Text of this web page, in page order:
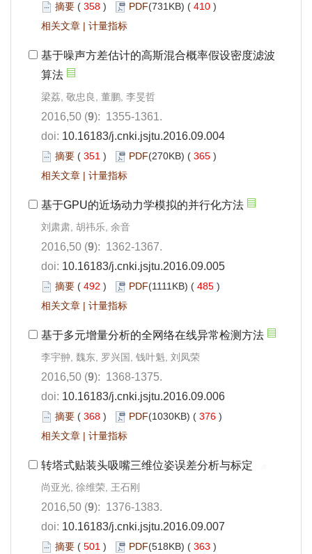
摘要 ( 358 ) PDF(731KB) ( 410 )
相关文章 | 计量指标
基于噪声方差估计的高斯混合概率假设密度滤波
算法
梁荔, 敬忠良, 董鹏, 李旻哲
2016,50 (9): 1355-1361.
doi: 10.16183/j.cnki.jsjtu.2016.09.004
摘要 ( 351 ) PDF(270KB) ( 365 )
相关文章 | 计量指标
基于GPU的近场动力学模拟的并行化方法
刘肃肃, 胡祎乐, 余音
2016,50 (9): 1362-1367.
doi: 10.16183/j.cnki.jsjtu.2016.09.005
摘要 ( 492 ) PDF(1111KB) ( 485 )
相关文章 | 计量指标
基于多元增量分析的全网络在线异常检测方法
李宇翀, 魏东, 罗兴国, 钱叶魁, 刘凤荣
2016,50 (9): 1368-1375.
doi: 10.16183/j.cnki.jsjtu.2016.09.006
摘要 ( 368 ) PDF(1030KB) ( 376 )
相关文章 | 计量指标
转塔式贴装头吸嘴三维位姿误差分析与标定
尚亚光, 徐维荣, 王石刚
2016,50 (9): 1376-1383.
doi: 10.16183/j.cnki.jsjtu.2016.09.007
摘要 ( 501 ) PDF(518KB) ( 363 )